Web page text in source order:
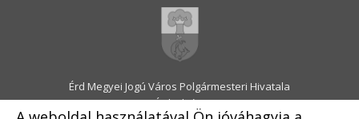
Érd Megyei Jogú Város Polgármesteri Hivatala
2030 Érd, Alsó utca 1.